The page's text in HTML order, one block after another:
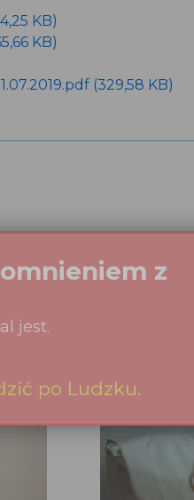
KB)
KB)
(329,58 KB)